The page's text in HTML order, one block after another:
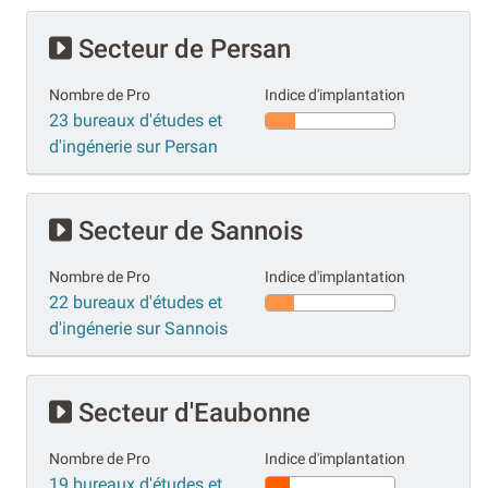
Secteur de Persan
Nombre de Pro
23 bureaux d'études et
d'ingénerie sur Persan
Indice d'implantation
Secteur de Sannois
Nombre de Pro
22 bureaux d'études et
d'ingénerie sur Sannois
Indice d'implantation
Secteur d'Eaubonne
Nombre de Pro Indice d'implantation